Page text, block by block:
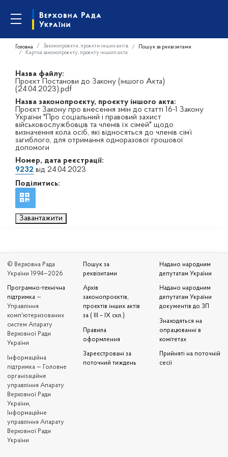
Головна Законопроєкти, проєкти інших актів
Пошук за реквізитами
Картка законопроєкту, проєкту іншого акта
Назва файлу:
Проєкт Постанови до Закону (іншого Акта)
(24.04.2023).pdf
Назва законопроєкту, проєкту іншого акта:
Проєкт Закону про внесення змін до статті 16-1 Закону
України "Про соціальний і правовий захист
військовослужбовців та членів їх сімей" щодо
визначення кола осіб, які відносяться до членів сім’ї
загиблого, для отримання одноразової грошової
допомоги
Номер, дата реєстрації:
9232 від 24.04.2023
Поділитись:
Завантажити
© Верховна Рада
України 1994—2026
Програмно-технічна
підтримка —
Управління
комп'ютеризованих
систем Апарату
Верховної Ради
України
Iнформаційна
підтримка — Головне
організаційне
управління Апарату
Верховної Ради
України,
Інформаційне
управління Апарату
Верховної Ради
України
Пошук за
реквізитами
Архів
законопроєктів,
проєктів інших актів
за ( III – IX скл.)
Правила
оформлення
Зареєстровані за
поточний тиждень
Надано народним
депутатам України
Надано народним
депутатам України
документів до ЗП
Знаходяться на
опрацюванні в
комітетах
Прийняті на поточній
сесії